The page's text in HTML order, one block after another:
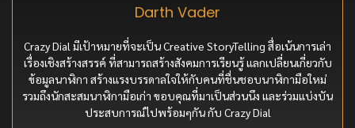
Darth Vader
Crazy Dial มีเป้าหมายที่จะเป็น Creative StoryTelling สื่อเน้นการเล่า
เรื่องเชิงสร้างสรรค์ ที่สามารถสร้างสังคมการเรียนรู้ แลกเปลี่ยนเกี่ยวกับ
ข้อมูลนาฬิกา สร้างแรงบรรดาลใจให้กับคนที่ชื่นชอบนาฬิกามือใหม่
รวมถึงนักสะสมนาฬิกามือเก่า ขอบคุณที่มาเป็นส่วนนึง และร่วมแบ่งบัน
ประสบการณ์ไปพร้อมๆกัน กับ Crazy Dial